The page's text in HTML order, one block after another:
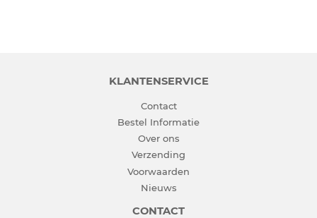
KLANTENSERVICE
Contact
Bestel Informatie
Over ons
Verzending
Voorwaarden
Nieuws
CONTACT